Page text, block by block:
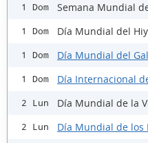
1 Dom Semana Mundial
1 Dom Día Mundial del
1 Dom Día Mundial del
1 Dom Día Internacional
2 Lun Día Mundial de la
2 Lun Día Mundial de los